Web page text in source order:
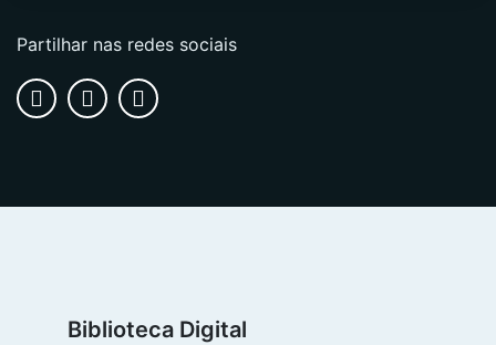
Partilhar nas redes sociais
Biblioteca Digital